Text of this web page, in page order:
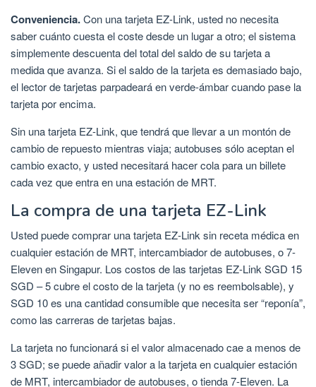
Conveniencia.Con una tarjeta EZ-Link, usted no necesita
saber cuánto cuesta el coste desde un lugar a otro; el sistema
simplemente descuenta del total del saldo de su tarjeta a
medida que avanza. Si el saldo de la tarjeta es demasiado bajo,
el lector de tarjetas parpadeará en verde-ámbar cuando pase la
tarjeta por encima.
Sin una tarjeta EZ-Link, que tendrá que llevar a un montón de
cambio de repuesto mientras viaja; autobuses sólo aceptan el
cambio exacto, y usted necesitará hacer cola para un billete
cada vez que entra en una estación de MRT.
La compra de una tarjeta EZ-Link
Usted puede comprar una tarjeta EZ-Link sin receta médica en
cualquier estación de MRT, intercambiador de autobuses, o 7-
Eleven en Singapur. Los costos de las tarjetas EZ-Link SGD 15
SGD – 5 cubre el costo de la tarjeta (y no es reembolsable), y
SGD 10 es una cantidad consumible que necesita ser “reponía”,
como las carreras de tarjetas bajas.
La tarjeta no funcionará si el valor almacenado cae a menos de
3 SGD; se puede añadir valor a la tarjeta en cualquier estación
de MRT, intercambiador de autobuses, o tienda 7-Eleven. La